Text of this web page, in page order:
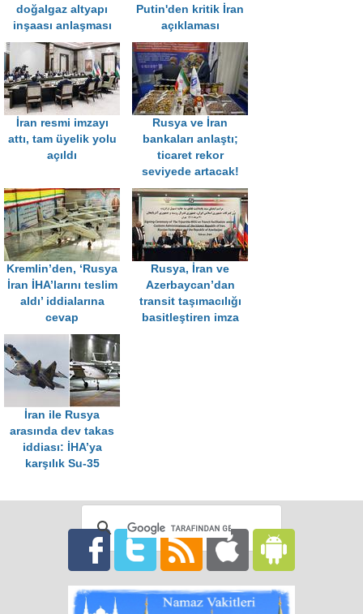
doğalgaz altyapı
inşaası anlaşması
Putin'den kritik İran
açıklaması
İran resmi imzayı
attı, tam üyelik yolu
açıldı
Rusya ve İran
bankaları anlaştı;
ticaret rekor
seviyede artacak!
Kremlin’den, ‘Rusya
İran İHA’larını teslim
aldı’ iddialarına
cevap
Rusya, İran ve
Azerbaycan’dan
transit taşımacılığı
basitleştiren imza
İran ile Rusya
arasında dev takas
iddiası: İHA’ya
karşılık Su-35